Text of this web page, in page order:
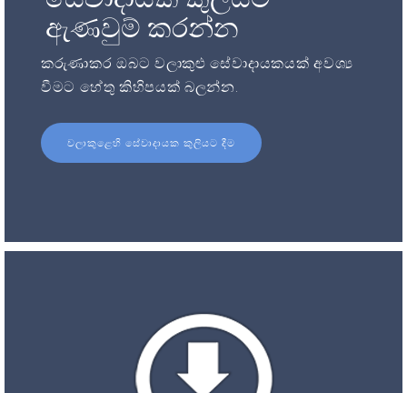
ඇණවුම් කරන්න
කරුණාකර ඔබට වලාකුළු සේවාදායකයක් අවශ්‍ය
වීමට හේතු කිහිපයක් බලන්න.
වලාකුළෙහි සේවාදායක කුලියට දීම